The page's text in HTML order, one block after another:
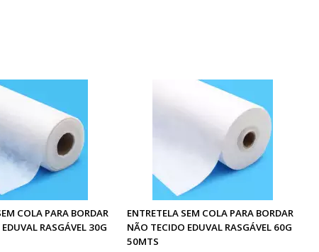
COLA PARA BORDAR
RASGÁVEL 30G
ENTRETELA SEM COLA PARA BORDAR
NÃO TECIDO EDUVAL RASGÁVEL 60G
50MTS